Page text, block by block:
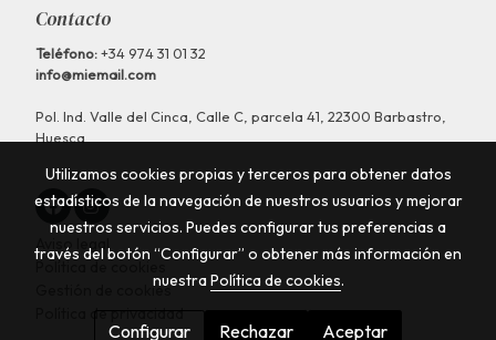
Contacto
Teléfono:+34 974 31 01 32
info@miemail.com
Pol. Ind. Valle del Cinca, Calle C, parcela 41, 22300 Barbastro,
Huesca
Aviso legal
Gestión de cookies
Utilizamos cookies propias y terceros para obtener datos
estadísticos de la navegación de nuestros usuarios y mejorar
nuestros servicios. Puedes configurar tus preferencias a
través del botón “Configurar” o obtener más información en
nuestraPolítica de cookies.
Configurar Rechazar Aceptar